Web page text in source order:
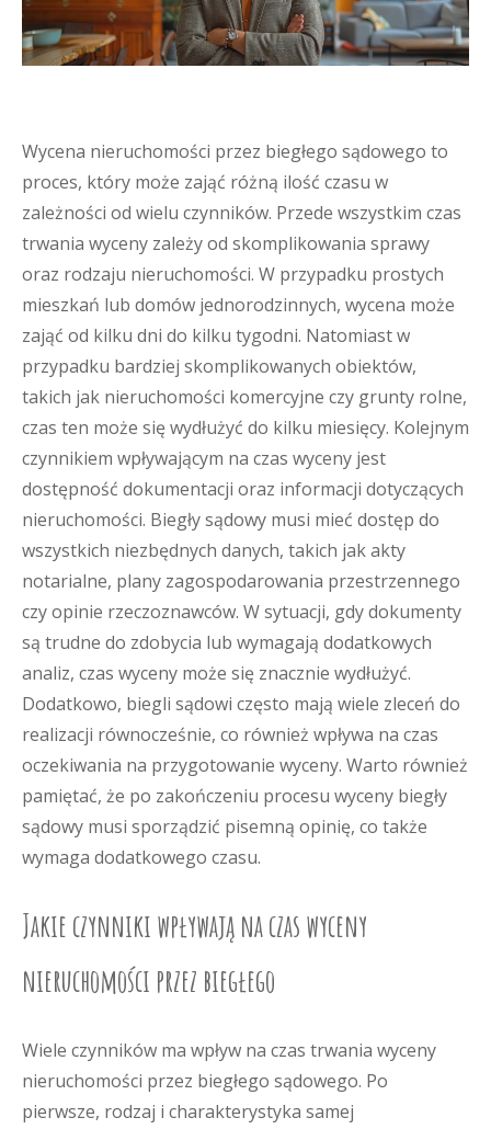
Wycena nieruchomości przez biegłego sądowego to
proces, który może zająć różną ilość czasu w
zależności od wielu czynników. Przede wszystkim czas
trwania wyceny zależy od skomplikowania sprawy
oraz rodzaju nieruchomości. W przypadku prostych
mieszkań lub domów jednorodzinnych, wycena może
zająć od kilku dni do kilku tygodni. Natomiast w
przypadku bardziej skomplikowanych obiektów,
takich jak nieruchomości komercyjne czy grunty rolne,
czas ten może się wydłużyć do kilku miesięcy. Kolejnym
czynnikiem wpływającym na czas wyceny jest
dostępność dokumentacji oraz informacji dotyczących
nieruchomości. Biegły sądowy musi mieć dostęp do
wszystkich niezbędnych danych, takich jak akty
notarialne, plany zagospodarowania przestrzennego
czy opinie rzeczoznawców. W sytuacji, gdy dokumenty
są trudne do zdobycia lub wymagają dodatkowych
analiz, czas wyceny może się znacznie wydłużyć.
Dodatkowo, biegli sądowi często mają wiele zleceń do
realizacji równocześnie, co również wpływa na czas
oczekiwania na przygotowanie wyceny. Warto również
pamiętać, że po zakończeniu procesu wyceny biegły
sądowy musi sporządzić pisemną opinię, co także
wymaga dodatkowego czasu.
Jakie czynniki wpływają na czas wyceny
nieruchomości przez biegłego
Wiele czynników ma wpływ na czas trwania wyceny
nieruchomości przez biegłego sądowego. Po
pierwsze, rodzaj i charakterystyka samej